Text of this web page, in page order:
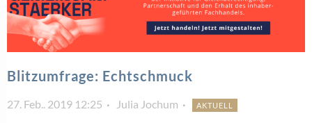
Blitzumfrage: Echtschmuck
27. Feb.. 2019 12:25 Julia Jochum AKTUELL